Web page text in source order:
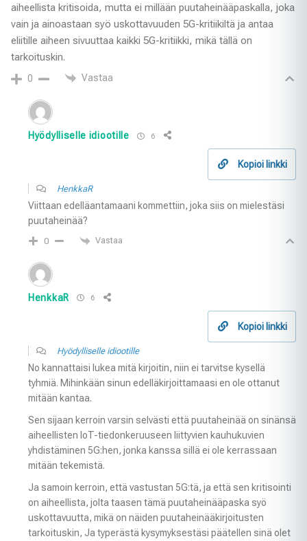
aiheellista kritisoida, mutta ei millään puutaheinääpaskalla, joka
vain ja ainoastaan syö uskottavuuden 5G-kritiikiltä ja antaa
eliitille aiheen sivuuttaa kaikki 5G-kritiikki, mikä tällä on
tarkoituskin.
0 Vastaa
Hyödylliselle idiootille 6
Kopioi linkki
HenkkaR
Viittaan edelläantamaani kommettiin, joka siis on mielestäsi
puutaheinää?
0 Vastaa
HenkkaR 6
Kopioi linkki
Hyödylliselle idiootille
No kannattaisi lukea mitä kirjoitin, niin ei tarvitse kysellä
tyhmiä. Mihinkään sinun edelläkirjoittamaasi en ole ottanut
mitään kantaa.
Sen sijaan kerroin varsin selvästi että puutaheinää on sinänsä
aiheellisten IoT-tiedonkeruuseen liittyvien kauhukuvien
yhdistäminen 5G:hen, jonka kanssa sillä ei ole kerrassaan
mitään tekemistä.
Ja samoin kerroin, että vastustan 5G:tä, ja että sen kritisointi
on aiheellista, jolta taasen tämä puutaheinääpaska syö
uskottavuutta, mikä on näiden puutaheinääkirjoitusten
tarkoituskin, Ja typerästä kysymyksestäsi päätellen sinä olet